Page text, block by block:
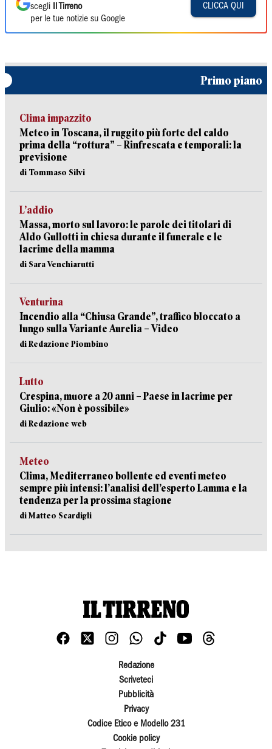
scegli
Il Tirreno
per le tue notizie su Google
CLICCA QUI
Primo piano
Clima impazzito
Meteo in Toscana, il ruggito più forte del caldo
prima della “rottura” – Rinfrescata e temporali: la
previsione
di Tommaso Silvi
L’addio
Massa, morto sul lavoro: le parole dei titolari di
Aldo Gullotti in chiesa durante il funerale e le
lacrime della mamma
di Sara Venchiarutti
Venturina
Incendio alla “Chiusa Grande”, traffico bloccato a
lungo sulla Variante Aurelia – Video
di Redazione Piombino
Lutto
Crespina, muore a 20 anni – Paese in lacrime per
Giulio: «Non è possibile»
di Redazione web
Meteo
Clima, Mediterraneo bollente ed eventi meteo
sempre più intensi: l’analisi dell’esperto Lamma e la
tendenza per la prossima stagione
di Matteo Scardigli
Redazione
Scriveteci
Pubblicità
Privacy
Codice Etico e Modello 231
Cookie policy